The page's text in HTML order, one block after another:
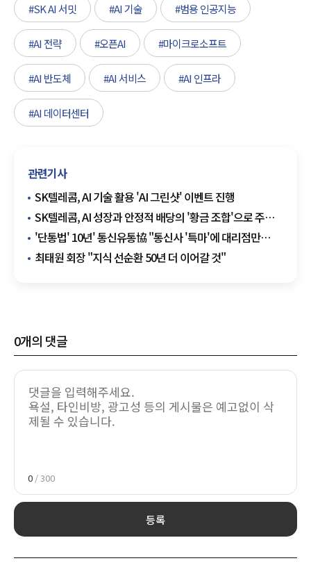
#SK AI 서밋 #AI 기술 #범용 인공지능
#AI 전략 #오픈AI #마이크로소프트
#AI 반도체 #AI 서비스 #AI 인프라
#AI 데이터센터
관련기사
SK텔레콤, AI 기술 활용 'AI 그린샷' 이벤트 진행
SK텔레콤, AI 성장과 안정적 배당의 '황금 조합'으로 주가
고공행진
'단통법' 10년' 통신유통協 "통신사 '특마'에 대리점만
고사"
최태원 회장 "지식 선순환 50년 더 이어갈 것"
0개의 댓글
0 / 300
등록